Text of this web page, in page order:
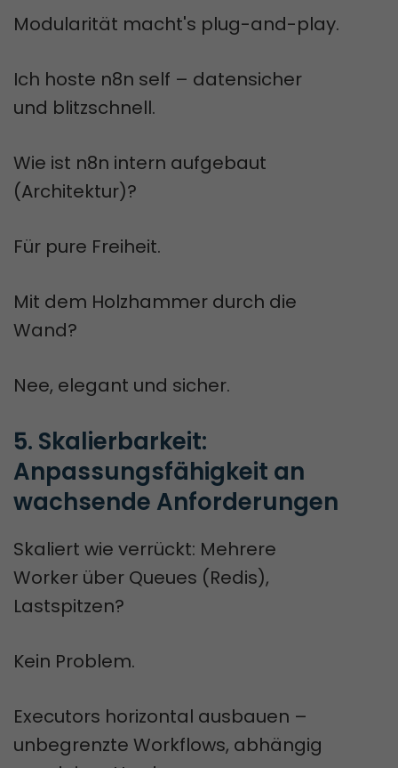
Modularität macht's plug-and-play.
Ich hoste n8n self – datensicher
und blitzschnell.
Wie ist n8n intern aufgebaut
(Architektur)?
Für pure Freiheit.
Mit dem Holzhammer durch die
Wand?
Nee, elegant und sicher.
5. Skalierbarkeit:
Anpassungsfähigkeit an
wachsende Anforderungen
Skaliert wie verrückt: Mehrere
Worker über Queues (Redis),
Lastspitzen?
Kein Problem.
Executors horizontal ausbauen –
unbegrenzte Workflows, abhängig